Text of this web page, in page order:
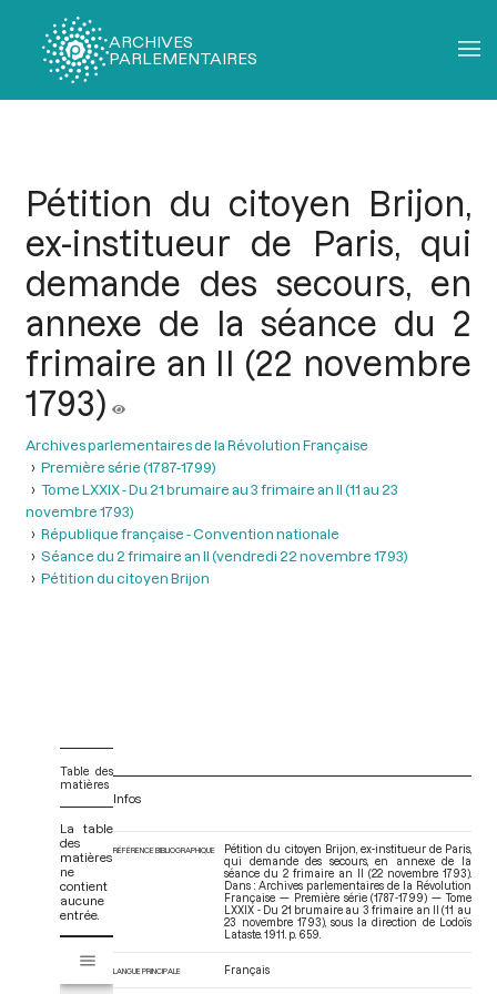
ARCHIVES
PARLEMENTAIRES
Pétition du citoyen Brijon,
ex-institueur de Paris, qui
demande des secours, en
annexe de la séance du 2
frimaire an II (22 novembre
1793)
Archives parlementaires de la Révolution Française
Première série (1787-1799)
Tome LXXIX - Du 21 brumaire au 3 frimaire an II (11 au 23
novembre 1793)
République française - Convention nationale
Séance du 2 frimaire an II (vendredi 22 novembre 1793)
Pétition du citoyen Brijon
Table des
matières
La table
des
matières
ne
contient
aucune
entrée.
s
Infos
RÉFÉRENCE BIBLIOGRAPHIQUE
Pétition du citoyen Brijon, ex-institueur de Paris,
qui demande des secours, en annexe de la
séance du 2 frimaire an II (22 novembre 1793).
Dans : Archives parlementaires de la Révolution
Française — Première série (1787-1799) — Tome
LXXIX - Du 21 brumaire au 3 frimaire an II (11 au
23 novembre 1793), sous la direction de Lodoïs
Lataste. 1911. p. 659.
LANGUE PRINCIPALE Français